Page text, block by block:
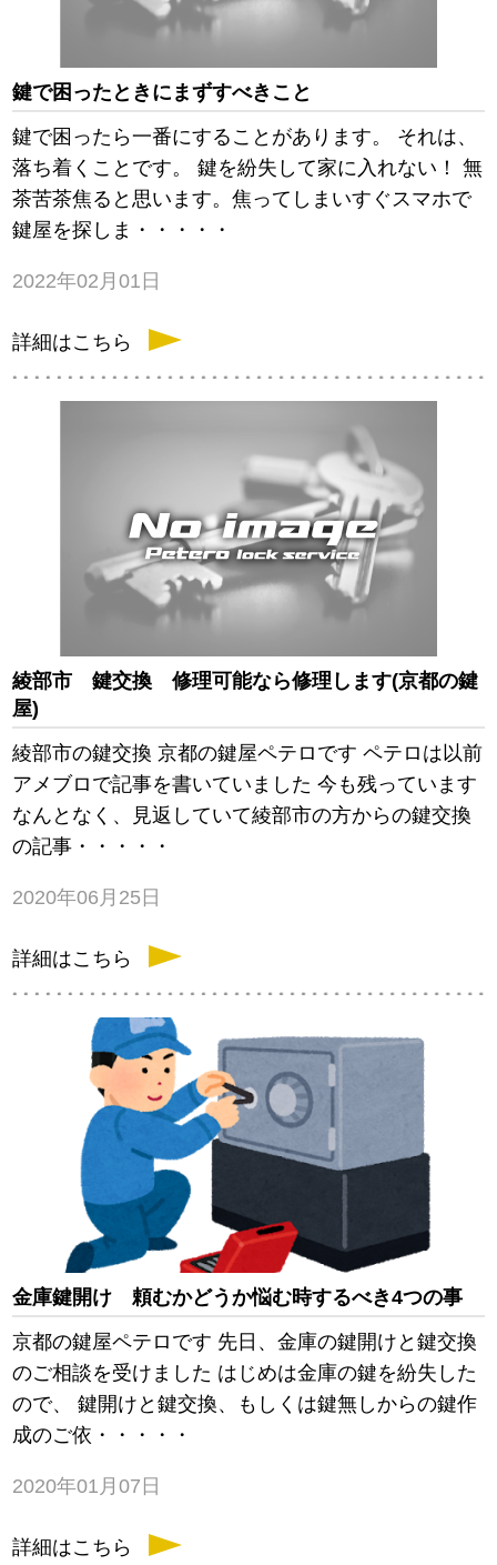
鍵で困ったときにまずすべきこと
鍵で困ったら一番にすることがあります。 それは、
落ち着くことです。 鍵を紛失して家に入れない！ 無
茶苦茶焦ると思います。焦ってしまいすぐスマホで
鍵屋を探しま・・・・・
2022年02月01日
詳細はこちら
綾部市 鍵交換 修理可能なら修理します(京都の鍵
屋)
綾部市の鍵交換 京都の鍵屋ペテロです ペテロは以前
アメブロで記事を書いていました 今も残っています
なんとなく、見返していて綾部市の方からの鍵交換
の記事・・・・・
2020年06月25日
詳細はこちら
金庫鍵開け 頼むかどうか悩む時するべき4つの事
京都の鍵屋ペテロです 先日、金庫の鍵開けと鍵交換
のご相談を受けました はじめは金庫の鍵を紛失した
ので、 鍵開けと鍵交換、もしくは鍵無しからの鍵作
成のご依・・・・・
2020年01月07日
詳細はこちら